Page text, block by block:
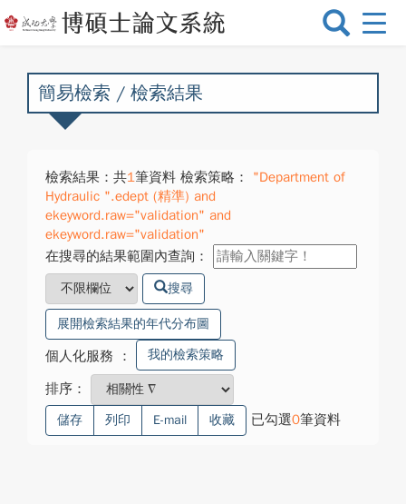
選
換
簡易檢索 / 檢索結果
檢索結果：共1筆資料 檢索策略：
"Department of
Hydraulic ".edept (精準) and
ekeyword.raw="validation" and
ekeyword.raw="validation"
在搜尋的結果範圍內查詢：
搜尋
展開檢索結果的年代分布圖
個人化服務 ： 我的檢索策略
排序：
儲存 列印 E-mail 收藏 已勾選0筆資料